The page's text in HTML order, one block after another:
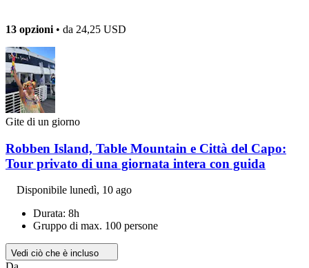
13 opzioni • da 24,25 USD
Gite di un giorno
Robben Island, Table Mountain e Città del Capo:
Tour privato di una giornata intera con guida
Disponibile lunedì, 10 ago
Durata: 8h
Gruppo di max. 100 persone
Vedi ciò che è incluso